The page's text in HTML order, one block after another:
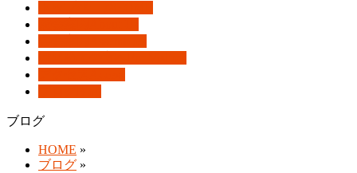
す
ブログ
HOME »
ブログ »